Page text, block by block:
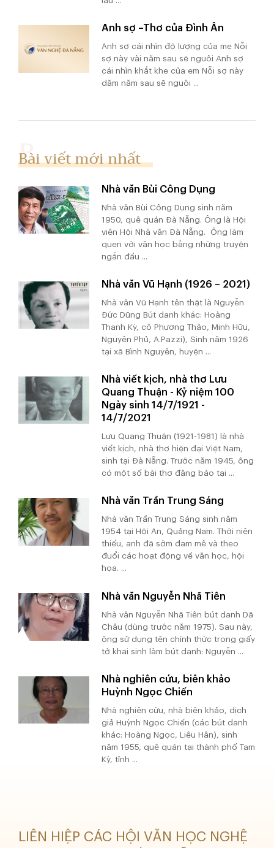
Anh sợ –Thơ của Đình Ân
Anh sợ cái nhìn độ lượng của mẹ Nỗi
sợ này vài năm sau sẽ nguôi Anh sợ
cái nhìn khắt khe của em Nỗi sợ này
dăm năm sau sẽ nguôi ...
Bài viết mới nhất
Nhà văn Bùi Công Dụng
Nhà văn Bùi Công Dụng sinh năm
1950, quê quán Đà Nẵng. Ông là Hội
viên Hội Nhà văn Đà Nẵng. Ông làm
quen với văn học bằng những truyện
ngắn đầu ...
Nhà văn Vũ Hạnh (1926 – 2021)
Nhà văn Vũ Hạnh tên thật là Nguyễn
Đức Dũng Bút danh khác: Hoàng
Thanh Kỳ, cô Phương Thảo, Minh Hữu,
Nguyên Phủ, A.Pazzi), Sinh năm 1926
tại xã Bình Nguyên, huyện ...
Nhà viết kịch, nhà thơ Lưu
Quang Thuận - Kỷ niệm 100
Ngày sinh 14/7/1921 -
14/7/2021
Lưu Quang Thuận (1921-1981) là nhà
viết kịch, nhà thơ hiện đại Việt Nam,
sinh tại Đà Nẵng. Trước năm 1945, ông
có một số bài thơ đăng báo tại ...
Nhà văn Trần Trung Sáng
Nhà văn Trần Trung Sáng sinh năm
1954 tại Hội An, Quảng Nam. Thời niên
thiếu, anh đã sớm đam mê và theo
đuổi các hoạt động về văn học, hội
họa. ...
Nhà văn Nguyễn Nhã Tiên
Nhà văn Nguyễn Nhã Tiên bút danh Dã
Châu (dùng trước năm 1975). Sau này,
ông sử dụng tên chính thức trong giấy
tờ khai sinh làm bút danh: Nguyễn ...
Nhà nghiên cứu, biên khảo
Huỳnh Ngọc Chiến
Nhà nghiên cứu, nhà biên khảo, dịch
giả Huỳnh Ngọc Chiến (các bút danh
khác: Hoàng Ngọc, Liêu Hân), sinh
năm 1955, quê quán tại thành phố Tam
Kỳ, tỉnh ...
LIÊN HIỆP CÁC HỘI VĂN HỌC NGHỆ